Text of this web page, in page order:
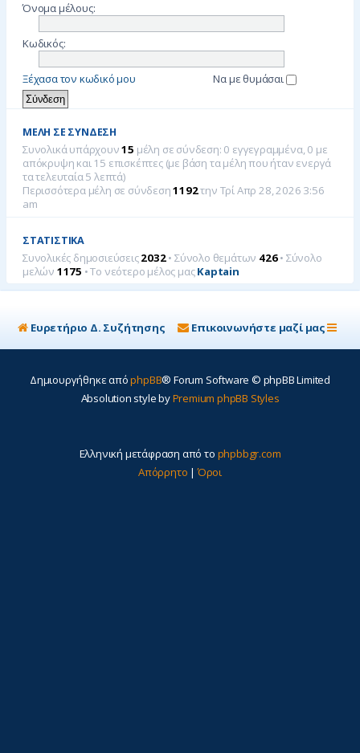
Όνομα μέλους:
Κωδικός:
Ξέχασα τον κωδικό μου Να με θυμάσαι
ΜΈΛΗ ΣΕ ΣΎΝΔΕΣΗ
Συνολικά υπάρχουν15 μέλη σε σύνδεση: 0 εγγεγραμμένα, 0 με
απόκρυψη και 15 επισκέπτες (με βάση τα μέλη που ήταν ενεργά
τα τελευταία 5 λεπτά)
Περισσότερα μέλη σε σύνδεση1192την Τρί Απρ 28, 2026 3:56
am
ΣΤΑΤΙΣΤΙΚΆ
Συνολικές δημοσιεύσεις2032• Σύνολο θεμάτων 426• Σύνολο
μελών 1175 • Το νεότερο μέλος μαςKaptain
Ευρετήριο Δ. Συζήτησης Επικοινωνήστε μαζί μας
Δημιουργήθηκε απόphpBB® Forum Software © phpBB Limited
Absolution style byPremium phpBB Styles
Ελληνική μετάφραση από το phpbbgr.com
Απόρρητο |Όροι